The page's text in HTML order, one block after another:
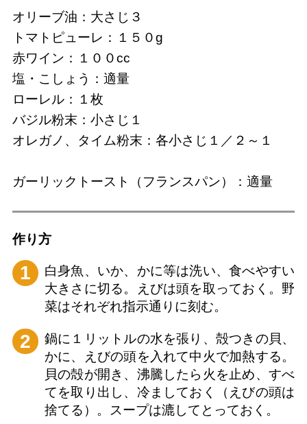
オリーブ油：大さじ３
トマトピューレ：１５０g
赤ワイン：１００cc
塩・こしょう：適量
ローレル：１枚
バジル粉末：小さじ１
オレガノ、タイム粉末：各小さじ１／２～１
ガーリックトースト（フランスパン）：適量
作り⽅
1
白身魚、いか、かに等は洗い、食べやすい
大きさに切る。えびは頭を取っておく。野
菜はそれぞれ指示通りに刻む。
2
鍋に１リットルの水を張り、殻つきの貝、
かに、えびの頭を入れて中火で加熱する。
貝の殻が開き、沸騰したら火を止め、すべ
てを取り出し、冷ましておく（えびの頭は
捨てる）。スープは漉してとっておく。